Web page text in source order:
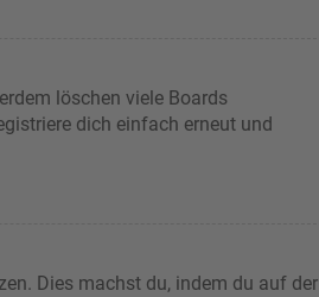
löschen viele Boards
dich einfach erneut und
Dies machst du, indem du auf der